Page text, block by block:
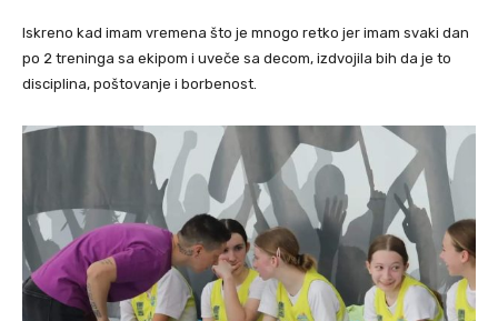
Iskreno kad imam vremena što je mnogo retko jer imam svaki dan
po 2 treninga sa ekipom i uveče sa decom, izdvojila bih da je to
disciplina, poštovanje i borbenost.